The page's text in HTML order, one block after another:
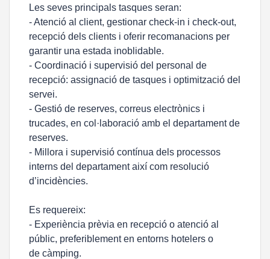
Les seves principals tasques seran:
- Atenció al client, gestionar check-in i check-out,
recepció dels clients i oferir recomanacions per
garantir una estada inoblidable.
- Coordinació i supervisió del personal de
recepció: assignació de tasques i optimització del
servei.
- Gestió de reserves, correus electrònics i
trucades, en col·laboració amb el departament de
reserves.
- Millora i supervisió contínua dels processos
interns del departament així com resolució
d’incidències.
Es requereix:
- Experiència prèvia en recepció o atenció al
públic, preferiblement en entorns hotelers o
de càmping.